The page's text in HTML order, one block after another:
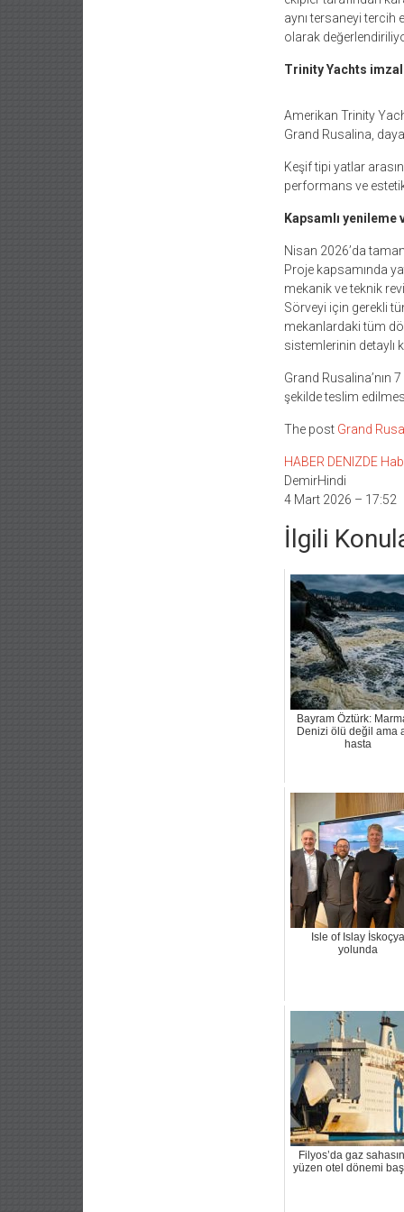
aynı tersaneyi tercih
olarak
Trinity Yachts
Amerikan Trinity
Grand Rusalina,
Keşif tipi yatlar
performans ve
Kapsamlı
Nisan 2026’da
Proje kapsamında
mekanik ve teknik
Sörveyi için gerekli
mekanlardaki tüm
sistemlerinin detaylı
Grand Rusalina’nın
şekilde teslim
The post Grand
HABER DENIZDE
DemirHindi
4 Mart 2026 – 17:52
İlgili
Bayram Öztürk:
Denizi ölü değil ama
hasta
Isle of Islay İskoçya
yolunda
Filyos’da gaz
yüzen otel dönemi